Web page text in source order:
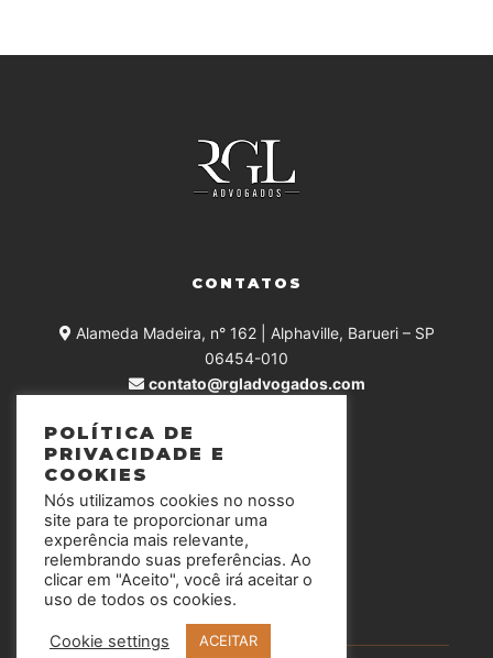
CONTATOS
Alameda Madeira, n° 162 | Alphaville, Barueri – SP
06454-010
contato@rgladvogados.com
SIGA-NOS
POLÍTICA DE
PRIVACIDADE E
COOKIES
Nós utilizamos cookies no nosso
site para te proporcionar uma
experência mais relevante,
relembrando suas preferências. Ao
clicar em "Aceito", você irá aceitar o
uso de todos os cookies.
Cookie settings ACEITAR